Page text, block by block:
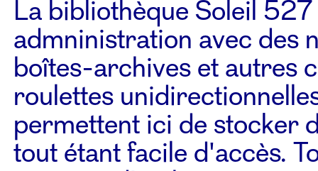
La bibliothèque Soleil
admninistration avec des
boîtes-archives et autres
roulettes
permettent ici de stocker
tout étant facile d'accès.